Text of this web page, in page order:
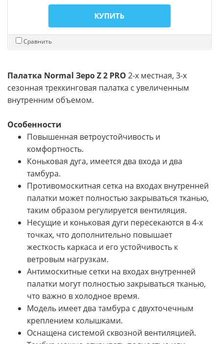
КУПИТЬ
Сравнить
Палатка Normal Зеро Z 2 PRO 2-х местная, 3-х
сезонная треккинговая палатка с увеличенным
внутренним объемом.
Особенности
Повышенная ветроустойчивость и
комфортность.
Коньковая дуга, имеется два входа и два
тамбура.
Противомоскитная сетка на входах внутренней
палатки может полностью закрываться тканью,
таким образом регулируется вентиляция.
Несущие и коньковая дуги пересекаются в 4-х
точках, что дополнительно повышает
жесткость каркаса и его устойчивость к
ветровым нагрузкам.
Антимоскитные сетки на входах внутренней
палатки могут полностью закрываться тканью,
что важно в холодное время.
Модель имеет два тамбура с двухточечным
креплением колышками.
Оснащена системой сквозной вентиляцией.